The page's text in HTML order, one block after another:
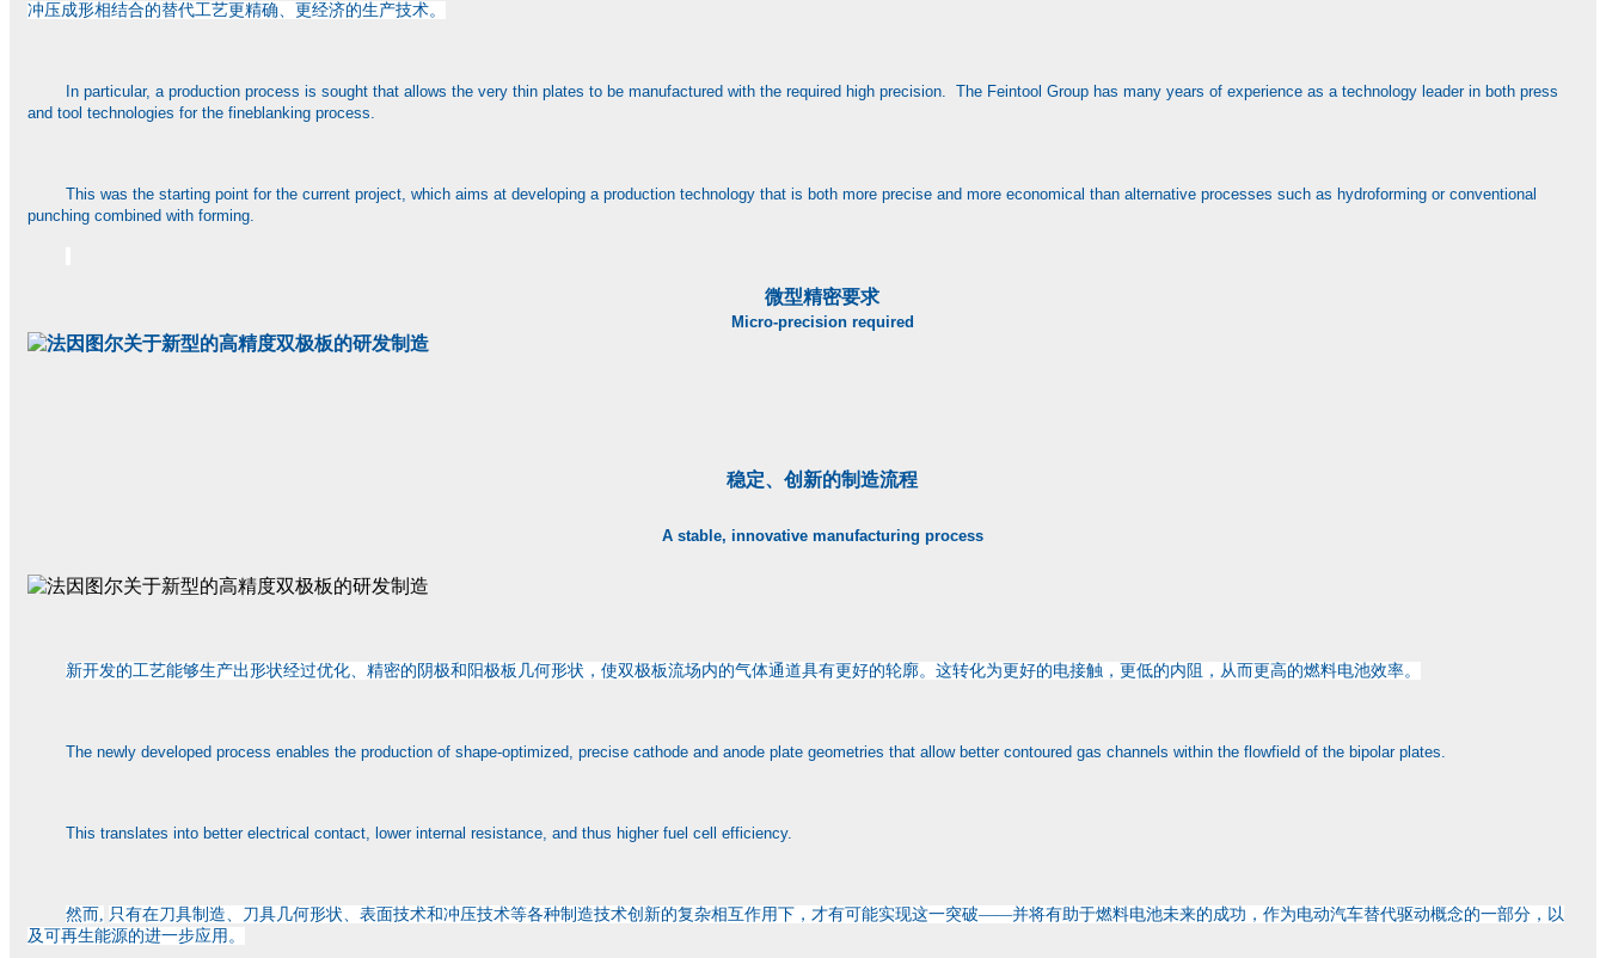
冲压成形相结合的替代工艺更精确、更经济的生产技术。
In particular, a production process is sought that allows the very thin plates to be manufactured with the required high precision. The Feintool Group has many years of experience as a technology leader in both press
and tool technologies for the fineblanking process.
This was the starting point for the current project, which aims at developing a production technology that is both more precise and more economical than alternative processes such as hydroforming or conventional
punching combined with forming.
微型精密要求
Micro-precision required
稳定、创新的制造流程
A stable, innovative manufacturing process
新开发的工艺能够生产出形状经过优化、精密的阴极和阳极板几何形状，使双极板流场内的气体通道具有更好的轮廓。这转化为更好的电接触，更低的内阻，从而更高的燃料电池效率。
The newly developed process enables the production of shape-optimized, precise cathode and anode plate geometries that allow better contoured gas channels within the flowfield of the bipolar plates.
This translates into better electrical contact, lower internal resistance, and thus higher fuel cell efficiency.
然而, 只有在刀具制造、刀具几何形状、表面技术和冲压技术等各种制造技术创新的复杂相互作用下，才有可能实现这一突破——并将有助于燃料电池未来的成功，作为电动汽车替代驱动概念的一部分，以
及可再生能源的进一步应用。